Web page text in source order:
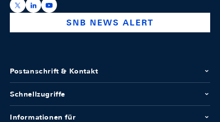
https://x.com/snb_bns
https://ch.linkedin.com/company/swiss-national-
https://www.youtube.com/@swissnationalbank
SNB NEWS ALERT
Postanschrift & Kontakt
Schnellzugriffe
Informationen für